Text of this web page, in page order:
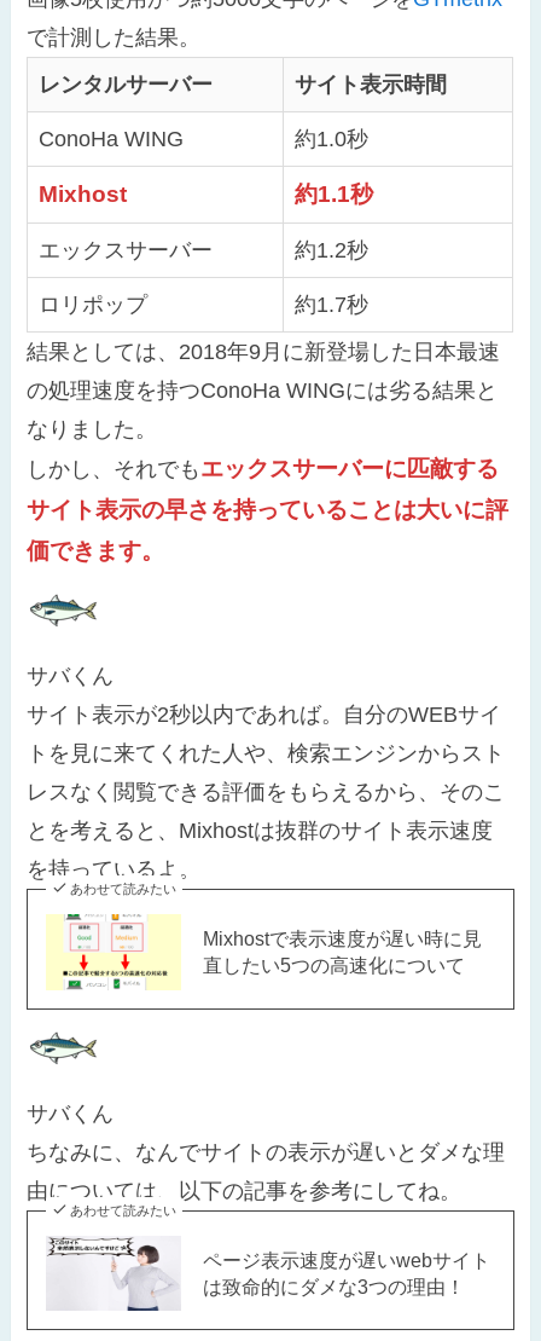
で計測した結果。
レンタルサーバー
サイト表示時間
ConoHa WING 約1.0秒
Mixhost 約1.1秒
エックスサーバー 約1.2秒
ロリポップ
約1.7秒
結果としては、2018年9月に新登場した日本最速
の処理速度を持つConoHa WINGには劣る結果と
なりました。
しかし、それでも エックスサーバーに匹敵する
サイト表示の早さを持っていることは大いに評
価できます。
サバくん
サイト表示が2秒以内であれば。自分のWEBサイ
トを見に来てくれた人や、検索エンジンからスト
レスなく閲覧できる評価をもらえるから、そのこ
とを考えると、Mixhostは抜群のサイト表示速度
を持っているよ。
あわせて読みたい
Mixhostで表示速度が遅い時に見
直したい5つの高速化について
サバくん
ちなみに、なんでサイトの表示が遅いとダメな理
由については、以下の記事を参考にしてね。
あわせて読みたい
ページ表示速度が遅いwebサイト
は致命的にダメな3つの理由！